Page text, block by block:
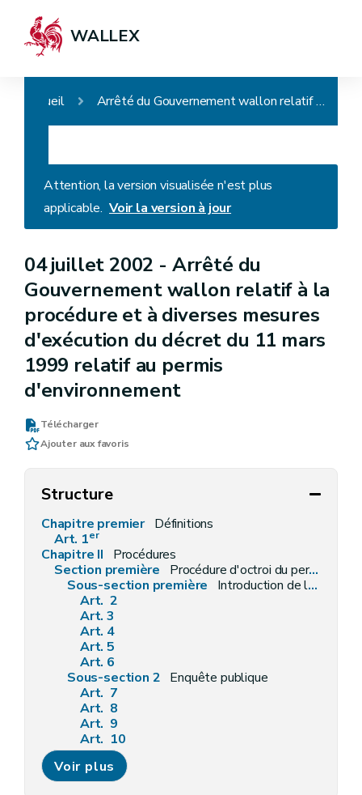
WALLEX
Accueil Arrêté du Gouvernement wallon relatif à la procédure et à diverses mesures d'exécution du décret du 11 mars 1999 relatif au permis d'environnement
Attention, la version visualisée n'est plus
applicable. Voir la version à jour
04 juillet 2002 - Arrêté du
Gouvernement wallon relatif à la
procédure et à diverses mesures
d'exécution du décret du 11 mars
1999 relatif au permis
d'environnement
Télécharger
Ajouter aux favoris
Structure
Chapitre premier Définitions
Art. 1er
Chapitre II
Procédures
Section première
Procédure d'octroi du permis d'environnement
Sous-section première
Introduction de la demande
Art. 2
Art. 3
Art. 4
Art. 5
Art. 6
Sous-section 2 Enquête publique
Art. 7
Art. 8
Art. 9
Art. 10
Art. 11
Art. 12
Art. 13
Voir plus